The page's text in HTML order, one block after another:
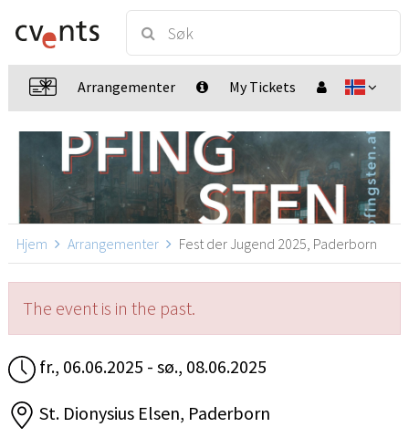
Arrangementer My Tickets
Hjem Arrangementer Fest der Jugend 2025, Paderborn
The event is in the past.
fr., 06.06.2025 - sø., 08.06.2025
St. Dionysius Elsen, Paderborn